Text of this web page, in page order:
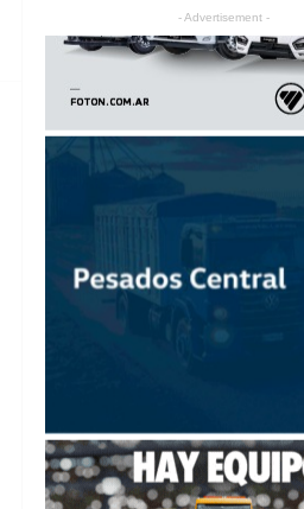
- Advertisement -